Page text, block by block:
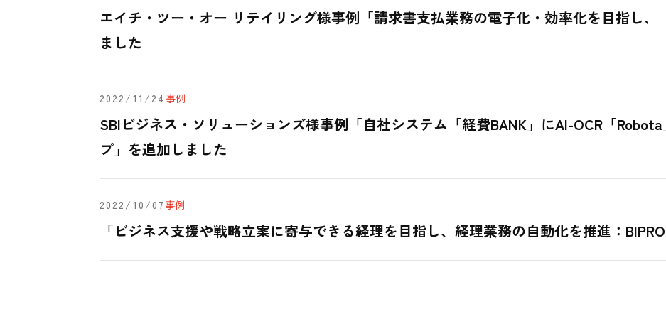
エイチ・ツー・オー リテイリング様事例「請求書支払業務の電子化・効率化を目指し、
ました
2022/11/24 事例
SBIビジネス・ソリューションズ様事例「自社システム「経費BANK」にAI-OCR「
プ」を追加しました
2022/10/07 事例
「ビジネス支援や戦略立案に寄与できる経理を目指し、経理業務の自動化を推進：